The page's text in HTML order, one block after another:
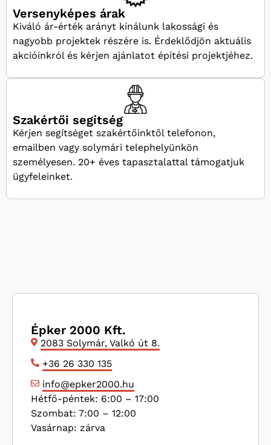
Versenyképes árak
Kiváló ár-érték arányt kínálunk lakossági és
nagyobb projektek részére is. Érdeklődjön aktuális
akcióinkról és kérjen ajánlatot építési projektjéhez.
Szakértői segítség
Kérjen segítséget szakértőinktől telefonon,
emailben vagy solymári telephelyünkön
személyesen. 20+ éves tapasztalattal támogatjuk
ügyfeleinket.
Épker 2000 Kft.
2083 Solymár, Valkó út 8.
+36 26 330 135
info@epker2000.hu
Hétfő-péntek: 6:00 – 17:00
Szombat: 7:00 – 12:00
Vasárnap: zárva